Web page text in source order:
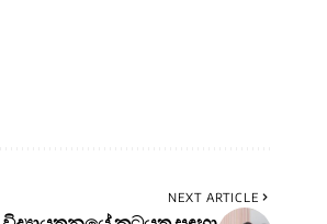
NEXT ARTICLE